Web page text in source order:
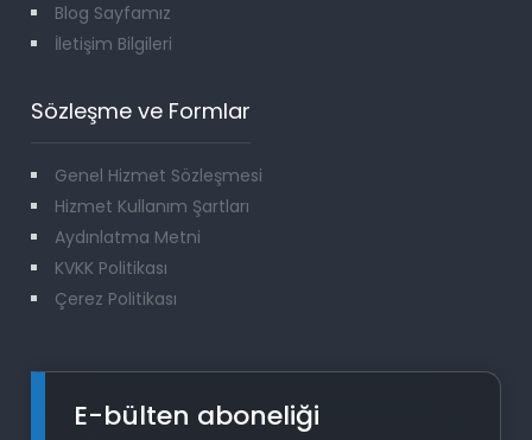
Blog Sayfamız
İletişim Bilgileri
Sözleşme ve Formlar
Genel Hizmet Sözleşmesi
Hizmet Kullanım Şartları
Aydınlatma Metni
KVKK Politikası
Çerez Politikası
E-bülten aboneliği